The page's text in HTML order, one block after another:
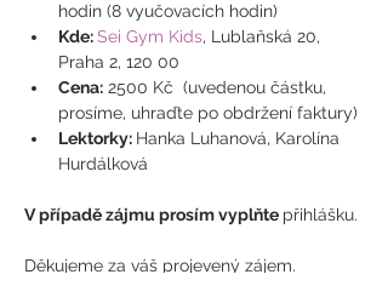
hodin (8 vyučovacích hodin)
Kde: Sei Gym Kids, Lublaňská 20,
Praha 2, 120 00
Cena: 2500 Kč  (uvedenou částku,
prosíme, uhraďte po obdržení faktury)
Lektorky: Hanka Luhanová, Karolína
Hurdálková
V případě zájmu prosím vyplňte přihlášku.
Děkujeme za váš projevený zájem.